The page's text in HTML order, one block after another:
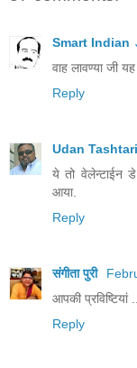
Smart Indian
वाह लावण्या जी
Reply
Udan Tashtari
ये तो वेलेन्टाईन
आया.
Reply
संगीता पुरी
आपकी
Reply